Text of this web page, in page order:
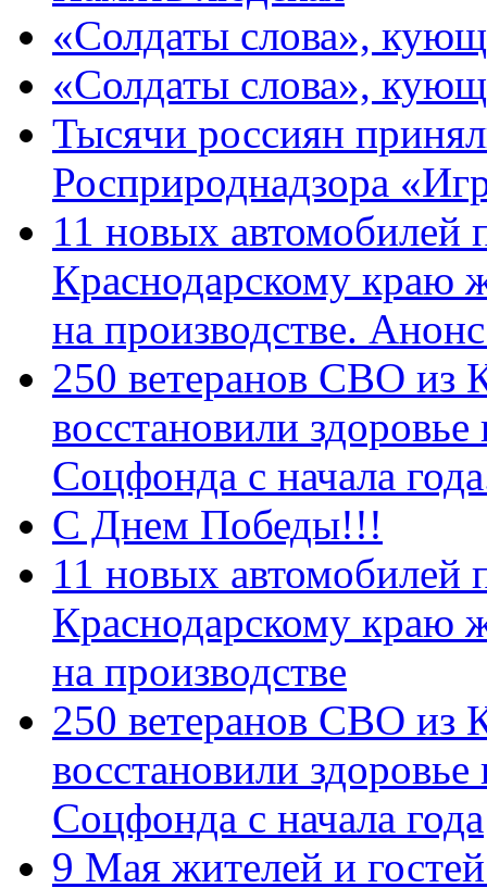
«Солдаты слова»,
«Солдаты слова»,
Тысячи россиян
Росприроднадзора
11 новых автомобилей
Краснодарскому краю
на производстве.
250 ветеранов СВО из
восстановили
Соцфонда с начала
С Днем Победы!!!
11 новых автомобилей
Краснодарскому краю
на производстве
250 ветеранов СВО из
восстановили
Соцфонда с начала года
9 Мая жителей и